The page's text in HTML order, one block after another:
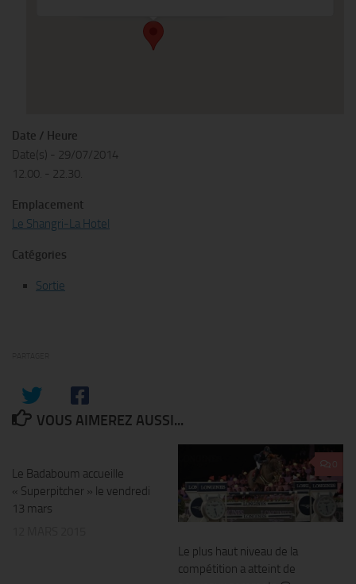
Date / Heure
Date(s) - 29/07/2014
12.00. - 22.30.
Emplacement
Le Shangri-La Hotel
Catégories
Sortie
VOUS AIMEREZ AUSSI...
Le Badaboum accueille
« Superpitcher » le vendredi
13 mars
Le plus haut niveau de la
compétition a atteint de